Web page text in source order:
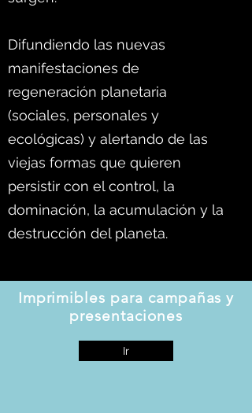
Difundiendo las nuevas
manifestaciones de
regeneración planetaria
(sociales, personales y
ecológicas) y alertando de las
viejas formas que quieren
persistir con el control, la
dominación, la acumulación y la
destrucción del planeta.
Imprimibles para campañas y
presentaciones
Ir